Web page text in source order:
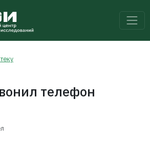
телефон